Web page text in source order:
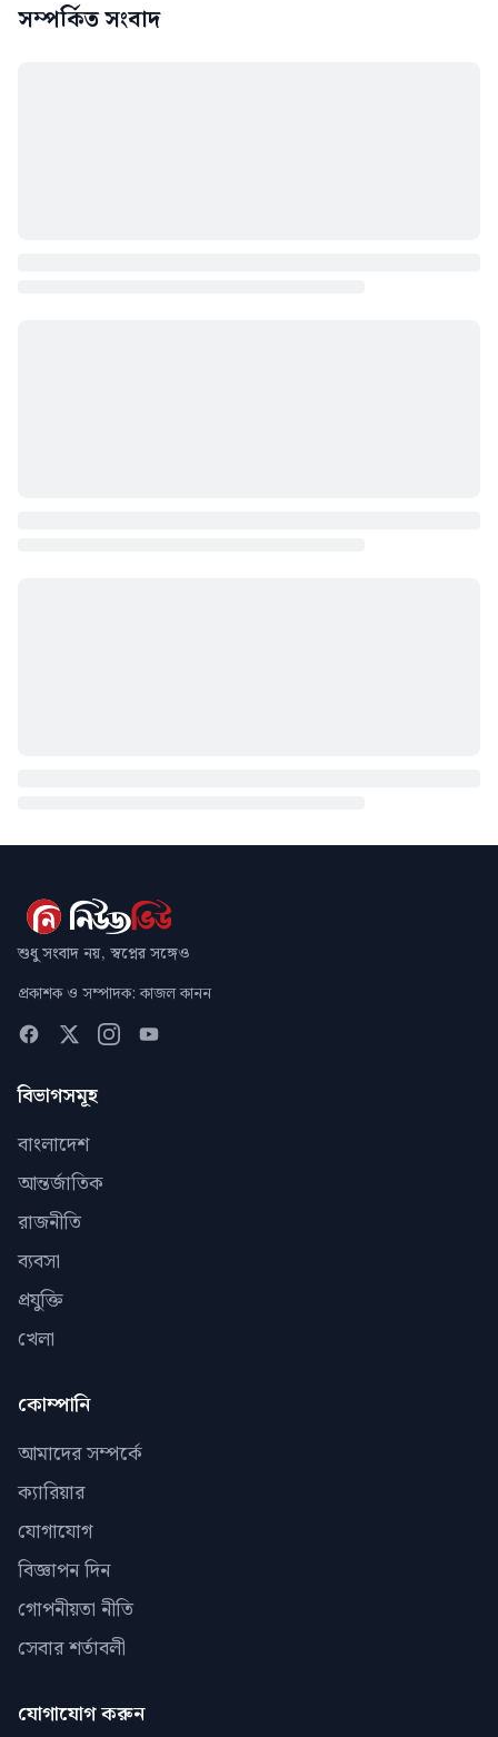
সম্পর্কিত সংবাদ
শুধু সংবাদ নয়, স্বপ্নের সঙ্গেও
প্রকাশক ও সম্পাদক: কাজল কানন
বিভাগসমূহ
বাংলাদেশ
আন্তর্জাতিক
রাজনীতি
ব্যবসা
প্রযুক্তি
খেলা
কোম্পানি
আমাদের সম্পর্কে
ক্যারিয়ার
যোগাযোগ
বিজ্ঞাপন দিন
গোপনীয়তা নীতি
সেবার শর্তাবলী
যোগাযোগ করুন